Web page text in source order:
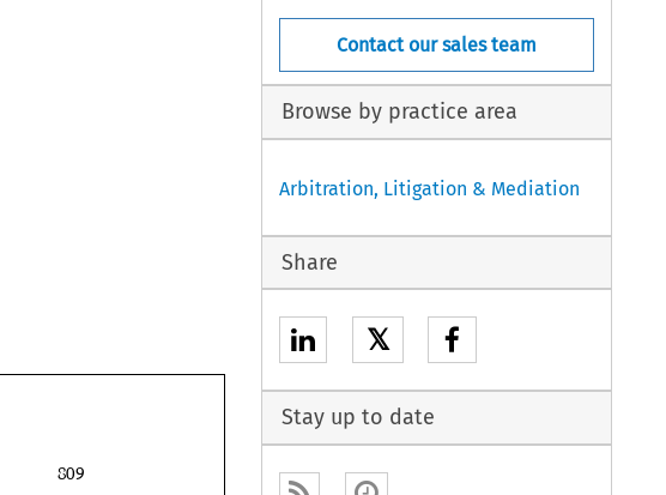

Contact our sales team
Browse by practice area
Arbitration, Litigation & Mediation
Share
𝕏
Stay up to date